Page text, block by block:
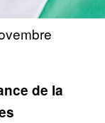
de la